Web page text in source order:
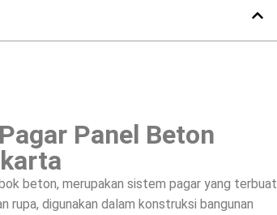
Panel Beton
beton, merupakan sistem pagar yang terbuat
digunakan dalam konstruksi bangunan